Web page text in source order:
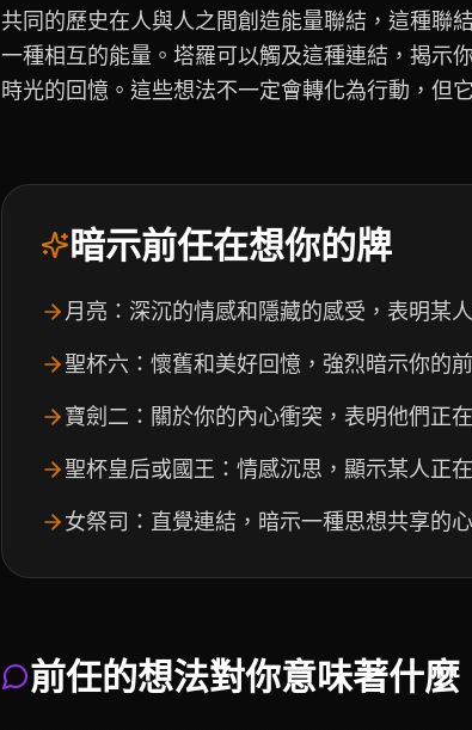
共同的歷史在人與人之間創造能量聯結，這種聯
一種相互的能量。塔羅可以觸及這種連結，揭示
時光的回憶。這些想法不一定會轉化為行動，但
暗示前任在想你的牌
月亮：深沉的情感和隱藏的感受，表明某
聖杯六：懷舊和美好回憶，強烈暗示你的
寶劍二：關於你的內心衝突，表明他們正
聖杯皇后或國王：情感沉思，顯示某人正
女祭司：直覺連結，暗示一種思想共享的
前任的想法對你意味著什麼